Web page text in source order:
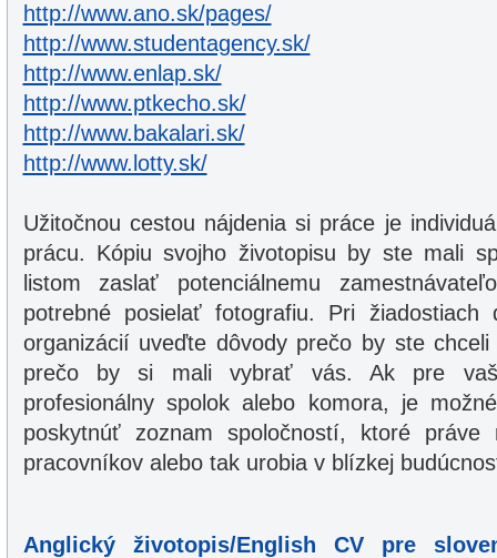
http://www.ano.sk/pages/
http://www.studentagency.sk/
http://www.enlap.sk/
http://www.ptkecho.sk/
http://www.bakalari.sk/
http://www.lotty.sk/
Užitočnou cestou nájdenia si práce je
prácu. Kópiu svojho životopisu by ste mali
listom zaslať potenciálnemu
potrebné posielať fotografiu. Pri
organizácií uveďte dôvody prečo by ste
prečo by si mali vybrať vás. Ak pre
profesionálny spolok alebo komora, je
poskytnúť zoznam spoločností, ktoré práve
pracovníkov alebo tak urobia v blízkej
Anglický životopis/English CV pre